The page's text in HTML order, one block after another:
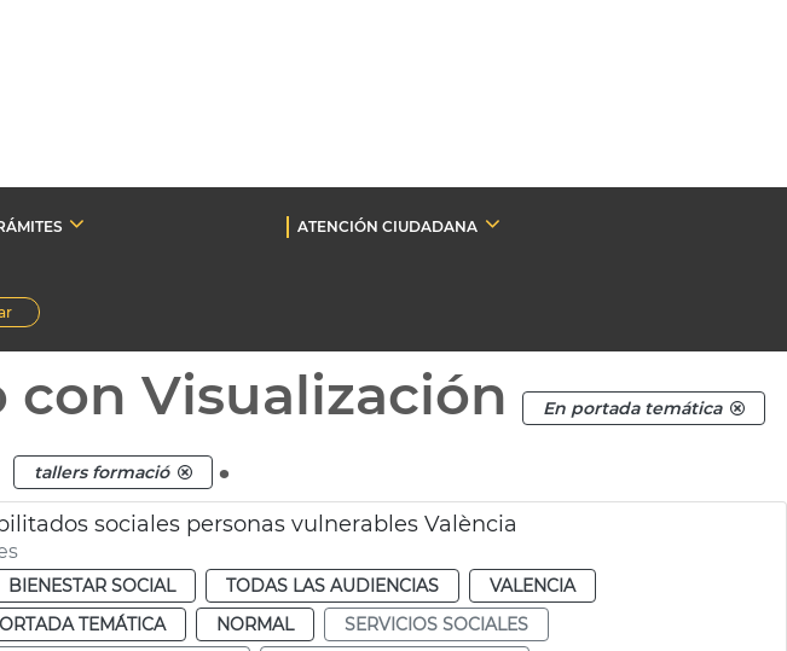
ATENCIÓN CIUDADANA
con Visualización En portada temática
tallers formació .
sociales personas vulnerables València
BIENESTAR SOCIAL TODAS LAS AUDIENCIAS
VALENCIA
TEMÁTICA NORMAL
SERVICIOS SOCIALES